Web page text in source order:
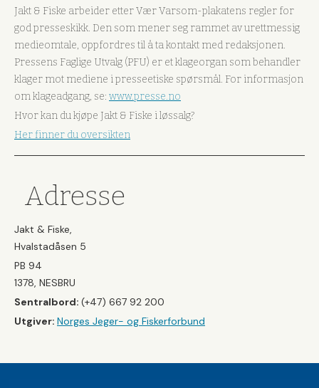
Jakt & Fiske arbeider etter Vær Varsom-plakatens regler for
god presseskikk. Den som mener seg rammet av urettmessig
medieomtale, oppfordres til å ta kontakt med redaksjonen.
Pressens Faglige Utvalg (PFU) er et klageorgan som behandler
klager mot mediene i presseetiske spørsmål. For informasjon
om klageadgang, se: www.presse.no
Hvor kan du kjøpe Jakt & Fiske i løssalg?
Her finner du oversikten
Adresse
Jakt & Fiske,
Hvalstadåsen 5
PB 94
1378, NESBRU
Sentralbord: (+47) 667 92 200
Utgiver: Norges Jeger- og Fiskerforbund